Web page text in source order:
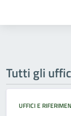
Tutti gli
UFFICI E